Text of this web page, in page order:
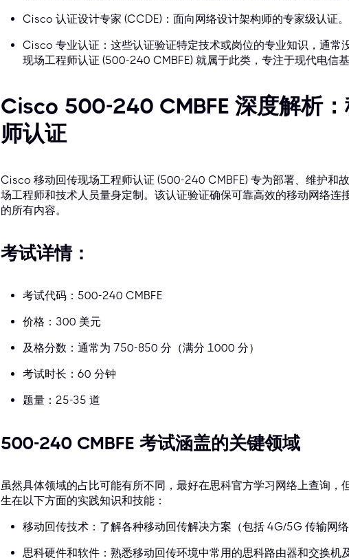
Cisco 认证设计专家 (CCDE)：面向网络设计架构师的专家级认证。
Cisco 专业认证：这些认证验证特定技术或岗位的专业知识，通常
现场工程师认证 (500-240 CMBFE) 就属于此类，专注于现代电信
Cisco 500-240 CMBFE 深度解析
师认证
Cisco 移动回传现场工程师认证 (500-240 CMBFE) 专为部署、维护和
场工程师和技术人员量身定制。该认证验证确保可靠高效的移动网络连
的所有内容。
考试详情：
考试代码：500-240 CMBFE
价格：300 美元
及格分数：通常为 750-850 分（满分 1000 分）
考试时长：60 分钟
题量：25-35 道
500-240 CMBFE 考试涵盖的关键领域
虽然具体领域的占比可能有所不同，最好在思科官方学习网络上查询
生在以下方面的实践知识和技能：
移动回传技术：了解各种移动回传解决方案（包括 4G/5G 传输网络
思科硬件和软件：熟悉移动回传环境中常用的思科路由器和交换机